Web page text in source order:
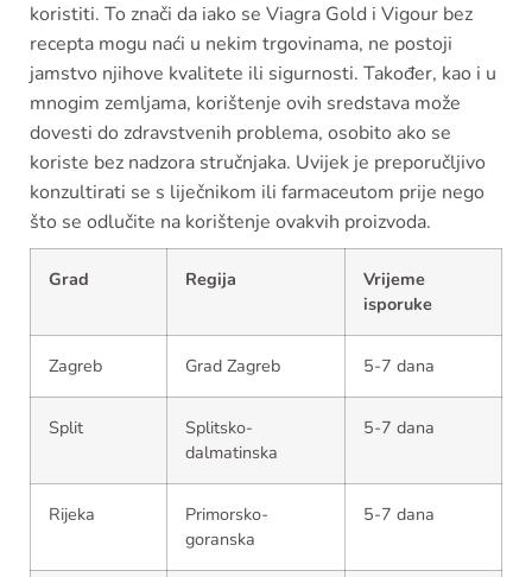
koristiti. To znači da iako se Viagra Gold i Vigour bez
recepta mogu naći u nekim trgovinama, ne postoji
jamstvo njihove kvalitete ili sigurnosti. Također, kao i u
mnogim zemljama, korištenje ovih sredstava može
dovesti do zdravstvenih problema, osobito ako se
koriste bez nadzora stručnjaka. Uvijek je preporučljivo
konzultirati se s liječnikom ili farmaceutom prije nego
što se odlučite na korištenje ovakvih proizvoda.
Grad Regija
Vrijeme
isporuke
Zagreb Grad Zagreb 5-7 dana
Split
Splitsko-
dalmatinska
5-7 dana
Rijeka
Primorsko-
goranska
5-7 dana